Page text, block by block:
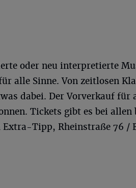
oder neu interpretierte
alle Sinne. Von zeitlosen
dabei. Der Vorverkauf für
Tickets gibt es bei allen
Tipp, Rheinstraße 76 /